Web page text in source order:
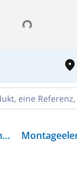
place
Sprechanlagen